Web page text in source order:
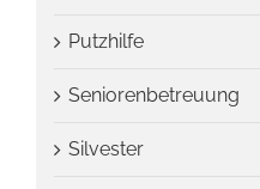
Putzhilfe
Seniorenbetreuung
Silvester